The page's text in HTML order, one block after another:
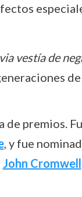
vestía de
premios.
, y fue
John Cromwell